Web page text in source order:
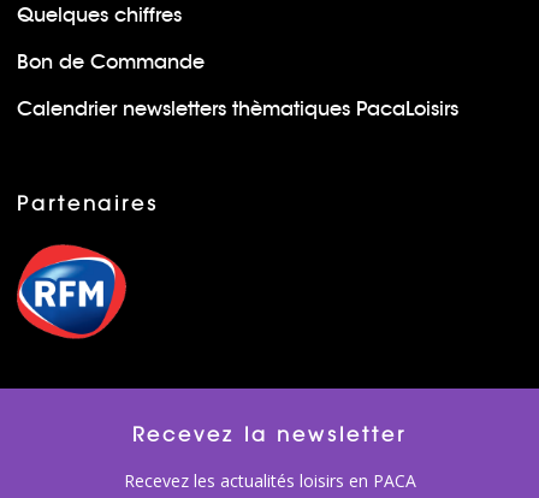
Quelques chiffres
Bon de Commande
Calendrier newsletters thèmatiques PacaLoisirs
Partenaires
Recevez la newsletter
Recevez les actualités loisirs en PACA